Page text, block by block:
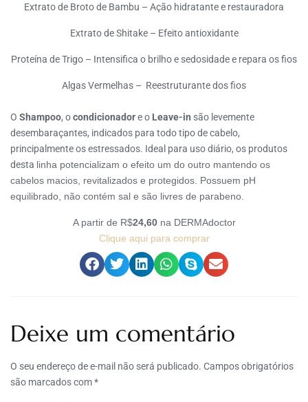
Extrato de Broto de Bambu – Ação hidratante e restauradora
Extrato de Shitake – Efeito antioxidante
Proteína de Trigo – Intensifica o brilho e sedosidade e repara os fios
Algas Vermelhas – Reestruturante dos fios
O Shampoo, ocondicionadore o Leave-in são levemente
desembaraçantes, indicados para todo tipo de cabelo,
principalmente os estressados. Ideal para uso diário, os produtos
desta linha potencializam o efeito um do outro mantendo os
cabelos macios, revitalizados e protegidos. Possuem pH
equilibrado, não contém sal e são livres de parabeno.
A partir de R$24,60na DERMAdoctor
Clique aqui para comprar
Deixe um comentário
O seu endereço de e-mail não será publicado. Campos obrigatórios
são marcados com*